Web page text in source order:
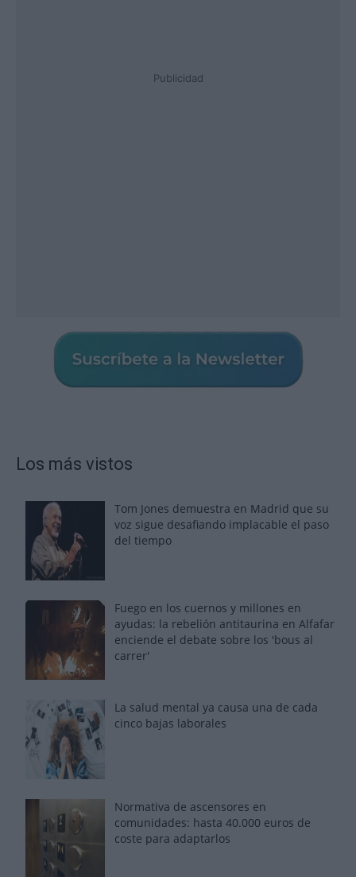
Publicidad
Los más vistos
Tom Jones demuestra en Madrid que su
voz sigue desafiando implacable el paso
del tiempo
Fuego en los cuernos y millones en
ayudas: la rebelión antitaurina en Alfafar
enciende el debate sobre los 'bous al
carrer'
La salud mental ya causa una de cada
cinco bajas laborales
Normativa de ascensores en
comunidades: hasta 40.000 euros de
coste para adaptarlos